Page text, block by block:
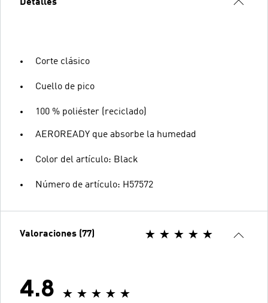
Detalles
Corte clásico
Cuello de pico
100 % poliéster (reciclado)
AEROREADY que absorbe la humedad
Color del artículo: Black
Número de artículo: H57572
Valoraciones (77)
4.8